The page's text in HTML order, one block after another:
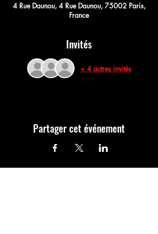
4 Rue Daunou, 4 Rue Daunou, 75002 Paris,
France
Invités
+ 4 autres invités
Partager cet événement